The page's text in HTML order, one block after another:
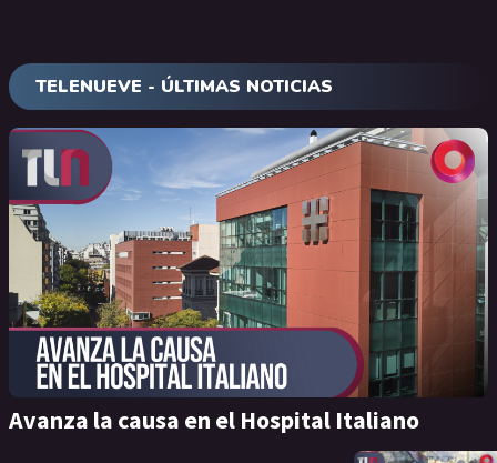
TELENUEVE - ÚLTIMAS NOTICIAS
Avanza la causa en el Hospital Italiano